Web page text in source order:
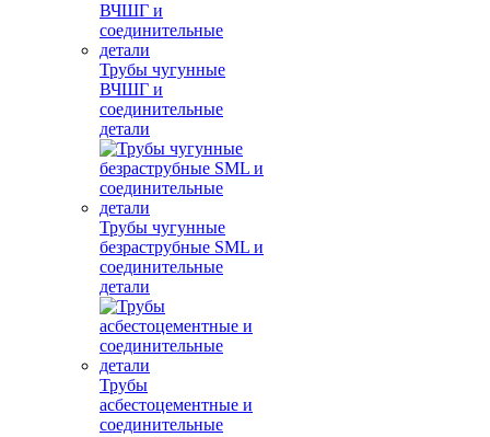
Трубы чугунные
ВЧШГ и
соединительные
детали
Трубы чугунные
безраструбные SML и
соединительные
детали
Трубы
асбестоцементные и
соединительные